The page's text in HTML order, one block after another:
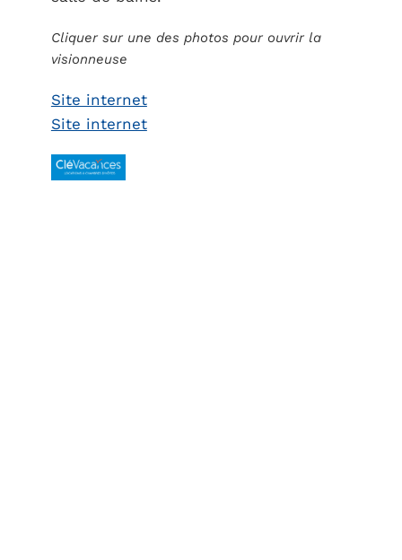
Cliquer sur une des photos pour ouvrir la
visionneuse
Site internet
Site internet